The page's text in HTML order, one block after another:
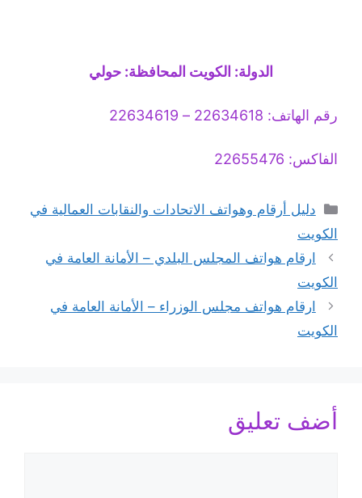
الدولة: الكويت المحافظة: حولي
رقم الهاتف: 22634618 – 22634619
الفاكس: 22655476
التصنيفات
دليل أرقام وهواتف الاتحادات والنقابات العمالية في
الكويت
ارقام هواتف المجلس البلدي – الأمانة العامة في
الكويت
ارقام هواتف مجلس الوزراء – الأمانة العامة في
الكويت
أضف تعليق